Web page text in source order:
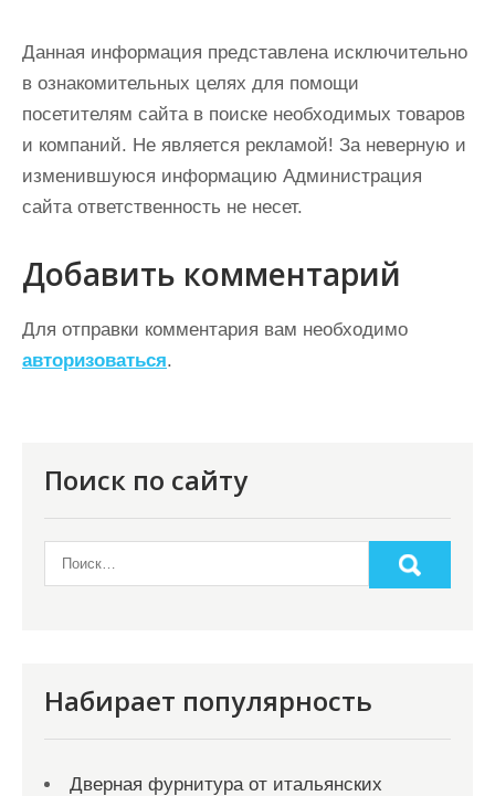
Данная информация представлена исключительно
в ознакомительных целях для помощи
посетителям сайта в поиске необходимых товаров
и компаний. Не является рекламой! За неверную и
изменившуюся информацию Администрация
сайта ответственность не несет.
Добавить комментарий
Для отправки комментария вам необходимо
авторизоваться.
Поиск по сайту
Набирает популярность
Дверная фурнитура от итальянских